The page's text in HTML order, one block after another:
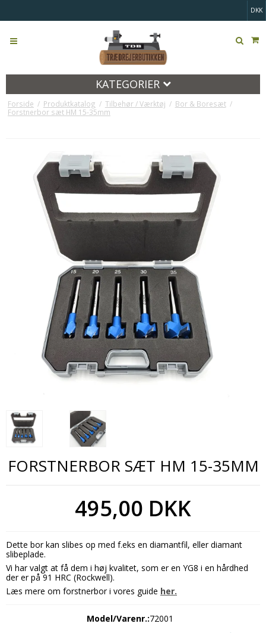
DKK
KATEGORIER
Forside / Produktkatalog / Tilbehør / Værktøj / Bor & Boresæt /
Forstnerbor sæt HM 15-35mm
FORSTNERBOR SÆT HM 15-35MM
495,00 DKK
Dette bor kan slibes op med f.eks en diamantfil, eller diamant
slibeplade.
Vi har valgt at få dem i høj kvalitet, som er en YG8 i en hårdhed
der er på 91 HRC (Rockwell).
Læs mere om forstnerbor i vores guide her.
Model/Varenr.:72001